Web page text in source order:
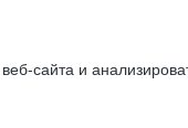
сайта и